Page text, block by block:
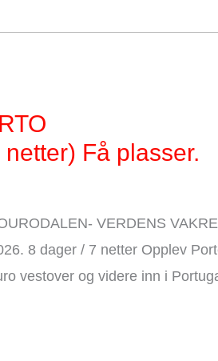
Få plasser.
VERDENS
8 dager / 7 netter Opplev
vestover og videre inn i